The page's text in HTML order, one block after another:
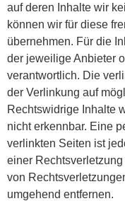
auf deren Inhalte wir
können wir für diese
übernehmen. Für die
der jeweilige Anbieter
verantwortlich. Die
der Verlinkung auf
Rechtswidrige Inhalte
nicht erkennbar. Eine
verlinkten Seiten ist
einer
von
umgehend entfernen.